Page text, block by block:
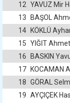
12 YAVUZ Mir
13
BAŞOL
14
KÖKLÜ
15 YIĞIT
16
BASKIN
17
KOCAMAN
18 GÖRAL
19 AYÇIÇEK